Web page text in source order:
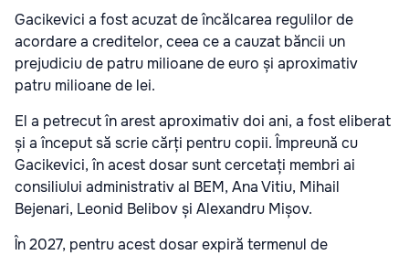
Gacikevici a fost acuzat de încălcarea regulilor de
acordare a creditelor, ceea ce a cauzat băncii un
prejudiciu de patru milioane de euro și aproximativ
patru milioane de lei.
El a petrecut în arest aproximativ doi ani, a fost eliberat
și a început să scrie cărți pentru copii. Împreună cu
Gacikevici, în acest dosar sunt cercetați membri ai
consiliului administrativ al BEM, Ana Vitiu, Mihail
Bejenari, Leonid Belibov și Alexandru Mișov.
În 2027, pentru acest dosar expiră termenul de